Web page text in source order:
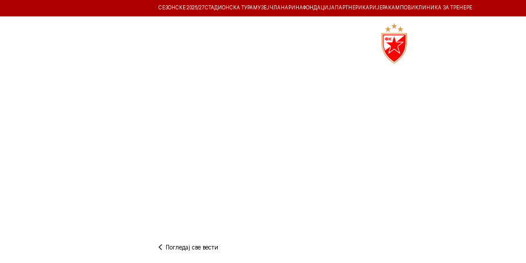
СЕЗОНСКЕ 2026/27СТАДИОНСКА ТУРА МУЗЕЈ ЧЛАНАРИНАФОНДАЦИЈА ПАРТНЕРИ КАРИЈЕРА КАМПОВИ КЛИНИКА ЗА ТРЕНЕРЕ
Погледај све вести